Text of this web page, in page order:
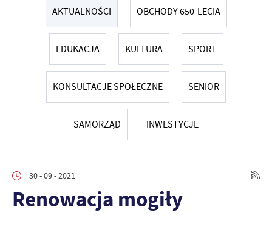
AKTUALNOŚCI OBCHODY 650-LECIA
EDUKACJA KULTURA SPORT
KONSULTACJE SPOŁECZNE SENIOR
SAMORZĄD INWESTYCJE
30 - 09 - 2021
Renowacja mogiły